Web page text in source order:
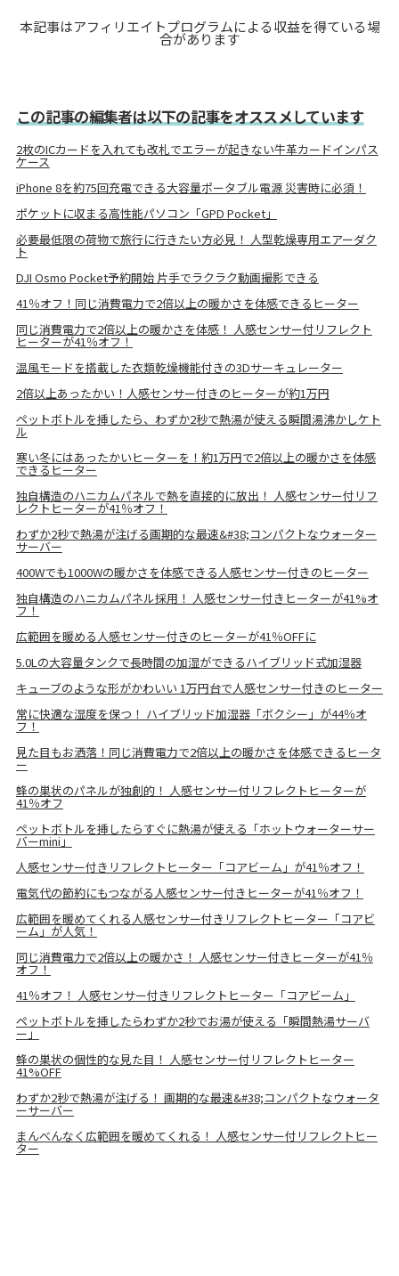
本記事はアフィリエイトプログラムによる収益を得ている場
合があります
この記事の編集者は以下の記事をオススメしています
2枚のICカードを入れても改札でエラーが起きない牛革カードインパス
ケース
iPhone 8を約75回充電できる大容量ポータブル電源 災害時に必須！
ポケットに収まる高性能パソコン「GPD Pocket」
必要最低限の荷物で旅行に行きたい方必見！ 人型乾燥専用エアーダク
ト
DJI Osmo Pocket予約開始 片手でラクラク動画撮影できる
41％オフ！同じ消費電力で2倍以上の暖かさを体感できるヒーター
同じ消費電力で2倍以上の暖かさを体感！ 人感センサー付リフレクト
ヒーターが41％オフ！
温風モードを搭載した衣類乾燥機能付きの3Dサーキュレーター
2倍以上あったかい！人感センサー付きのヒーターが約1万円
ペットボトルを挿したら、わずか2秒で熱湯が使える瞬間湯沸かしケト
ル
寒い冬にはあったかいヒーターを！約1万円で2倍以上の暖かさを体感
できるヒーター
独自構造のハニカムパネルで熱を直接的に放出！ 人感センサー付リフ
レクトヒーターが41％オフ！
わずか2秒で熱湯が注げる画期的な最速&#38;コンパクトなウォーター
サーバー
400Wでも1000Wの暖かさを体感できる人感センサー付きのヒーター
独自構造のハニカムパネル採用！ 人感センサー付きヒーターが41%オ
フ！
広範囲を暖める人感センサー付きのヒーターが41％OFFに
5.0Lの大容量タンクで長時間の加湿ができるハイブリッド式加湿器
キューブのような形がかわいい 1万円台で人感センサー付きのヒーター
常に快適な湿度を保つ！ ハイブリッド加湿器「ボクシー」が44％オ
フ！
見た目もお洒落！同じ消費電力で2倍以上の暖かさを体感できるヒータ
ー
蜂の巣状のパネルが独創的！ 人感センサー付リフレクトヒーターが
41％オフ
ペットボトルを挿したらすぐに熱湯が使える「ホットウォーターサー
バーmini」
人感センサー付きリフレクトヒーター「コアビーム」が41％オフ！
電気代の節約にもつながる人感センサー付きヒーターが41％オフ！
広範囲を暖めてくれる人感センサー付きリフレクトヒーター「コアビ
ーム」が人気！
同じ消費電力で2倍以上の暖かさ！ 人感センサー付きヒーターが41％
オフ！
41％オフ！ 人感センサー付きリフレクトヒーター「コアビーム」
ペットボトルを挿したらわずか2秒でお湯が使える「瞬間熱湯サーバ
ー」
蜂の巣状の個性的な見た目！ 人感センサー付リフレクトヒーター
41%OFF
わずか2秒で熱湯が注げる！ 画期的な最速&#38;コンパクトなウォータ
ーサーバー
まんべんなく広範囲を暖めてくれる！ 人感センサー付リフレクトヒー
ター